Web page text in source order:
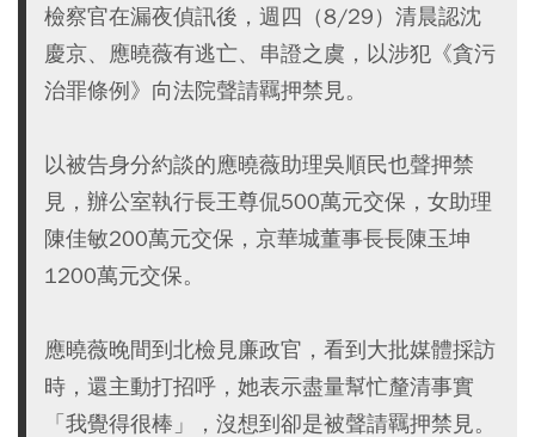
檢察官在漏夜偵訊後，週四（8/29）清晨認沈
慶京、應曉薇有逃亡、串證之虞，以涉犯《貪污
治罪條例》向法院聲請羈押禁見。
以被告身分約談的應曉薇助理吳順民也聲押禁
見，辦公室執行長王尊侃500萬元交保，女助理
陳佳敏200萬元交保，京華城董事長長陳玉坤
1200萬元交保。
應曉薇晚間到北檢見廉政官，看到大批媒體採訪
時，還主動打招呼，她表示盡量幫忙釐清事實
「我覺得很棒」，沒想到卻是被聲請羈押禁見。